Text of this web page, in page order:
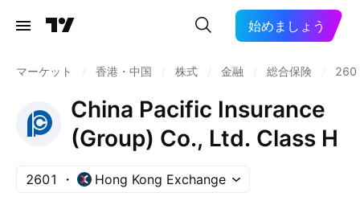
始めましょう
マーケット 香港・中国 株式 金融 総合保険
China Pacific Insurance
(Group) Co., Ltd. Class H
2601 Hong Kong Exchange